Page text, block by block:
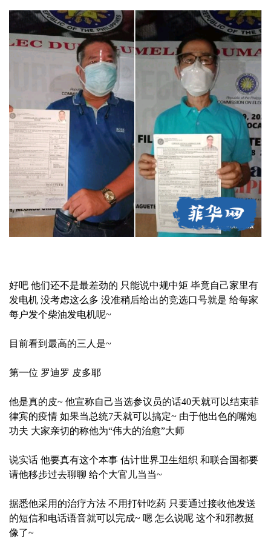
好吧 他们还不是最差劲的 只能说中规中矩 毕竟自己家里有
发电机 没考虑这么多 没准稍后给出的竞选口号就是 给每家
每户发个柴油发电机呢~
目前看到最高的三人是~
第一位 罗迪罗 皮多耶
他是真的皮~ 他宣称自己当选参议员的话40天就可以结束菲
律宾的疫情 如果当总统7天就可以搞定~ 由于他出色的嘴炮
功夫 大家亲切的称他为“伟大的治愈”大师
说实话 他要真有这个本事 估计世界卫生组织 和联合国都要
请他移步过去聊聊 给个大官儿当当~
据悉他采用的治疗方法 不用打针吃药 只要通过接收他发送
的短信和电话语音就可以完成~ 嗯 怎么说呢 这个和邪教挺
像了~